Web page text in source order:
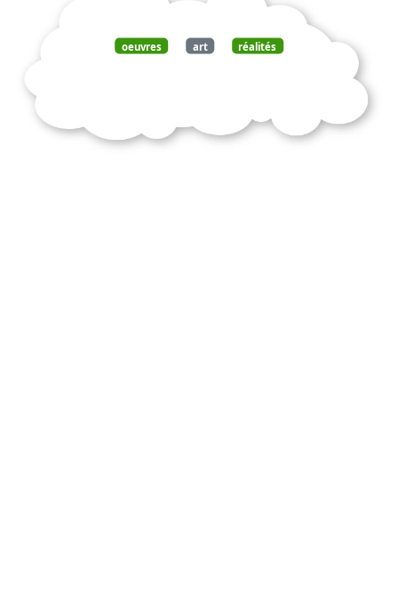
oeuvres art réalités